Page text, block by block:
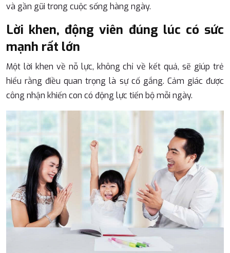
và gần gũi trong cuộc sống hàng ngày.
Lời khen, động viên đúng lúc có sức
mạnh rất lớn
Một lời khen về nỗ lực, không chỉ về kết quả, sẽ giúp trẻ
hiểu rằng điều quan trọng là sự cố gắng. Cảm giác được
công nhận khiến con có động lực tiến bộ mỗi ngày.